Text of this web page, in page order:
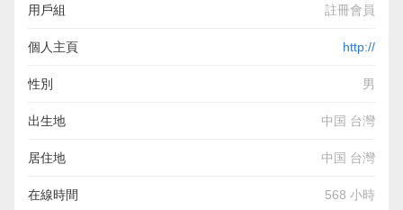
用戶組 註冊會員
個人主頁 http://
性別 男
出生地 中国 台灣
居住地 中国 台灣
在線時間 568 小時